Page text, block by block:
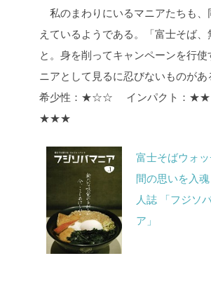
私のまわりにいるマニアたちも、
えているようである。「富士そば、
と。身を削ってキャンペーンを行使
ニアとして見るに忍びないものがあ
希少性：★☆☆ インパクト：
★★★
富士そばウォ
間の思いを入
人誌 「フジソ
ア」